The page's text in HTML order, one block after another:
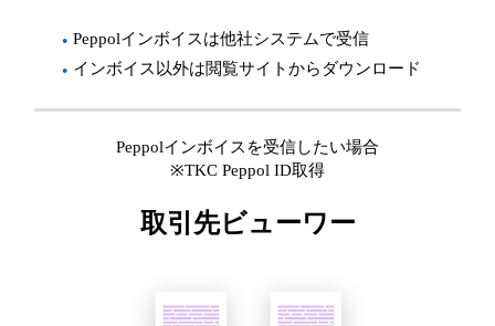
Peppolインボイスは他社システムで受信
インボイス以外は閲覧サイトからダウンロード
Peppolインボイスを受信したい場合
※TKC Peppol ID取得
取引先ビューワー